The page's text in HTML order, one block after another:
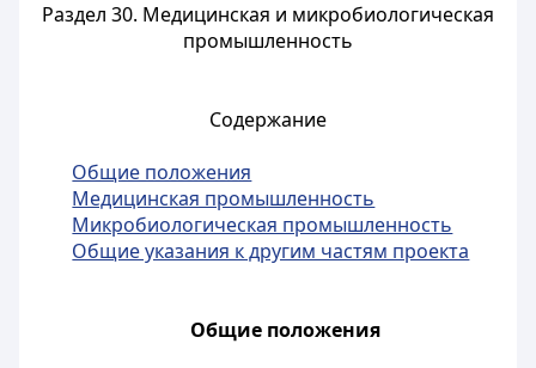
Раздел 30. Медицинская и микробиологическая
промышленность
Содержание
Общие положения
Медицинская промышленность
Микробиологическая промышленность
Общие указания к другим частям проекта
Общие положения